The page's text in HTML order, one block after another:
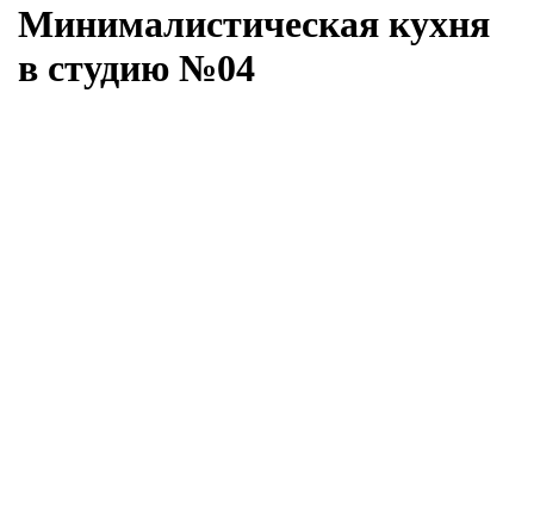
Минималистическая кухня
в студию №04